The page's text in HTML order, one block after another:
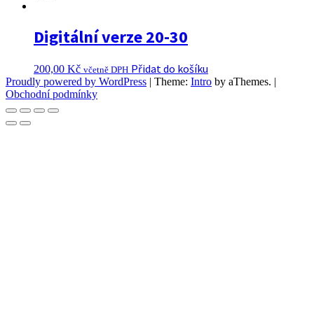
Digitální verze 20-30
200,00 Kč včetně DPH Přidat do košíku
Proudly powered by WordPress | Theme: Intro by aThemes. |
Obchodní podmínky